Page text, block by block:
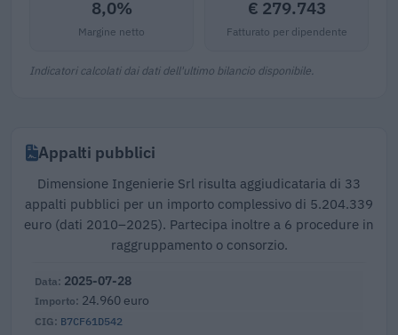
8,0%
Margine netto
€ 279.743
Fatturato per dipendente
Indicatori calcolati dai dati dell'ultimo bilancio disponibile.
Appalti pubblici
Dimensione Ingenierie Srl risulta aggiudicataria di 33
appalti pubblici per un importo complessivo di 5.204.339
euro (dati 2010–2025). Partecipa inoltre a 6 procedure in
raggruppamento o consorzio.
B7CF61D542
2025-07-28
24.960 euro